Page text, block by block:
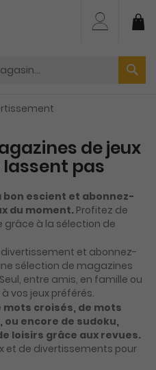
contenu
de jeux
lassent pas
escient et abonnez-
du moment. Profitez de
à la sélection de
divertissement et abonnez-
sélection de magazines
entre amis, en famille ou
vos jeux préférés.
mots croisés, de mots
ou encore de sudoku,
loisirs grâce aux revues.
et de divertissements pour